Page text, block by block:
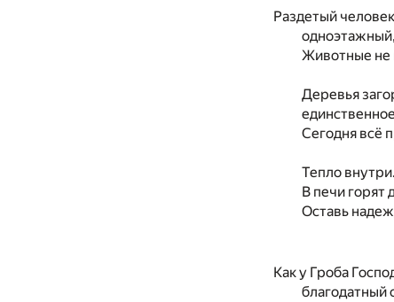
Раздетый
Животные не
Деревья
Сегодня всё
Тепло
В печи горят
Оставь
Как у Гроба
благодатный